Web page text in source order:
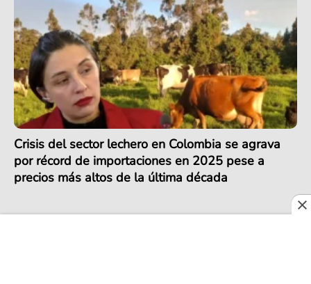
Crisis del sector lechero en Colombia se agrava
por récord de importaciones en 2025 pese a
precios más altos de la última década